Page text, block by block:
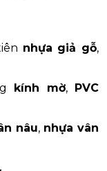
nhựa giả gỗ,
kính mờ, PVC
nâu, nhựa vân